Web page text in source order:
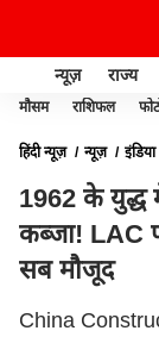
न्यूज़ राज्य
मौसम राशिफल
हिंदी न्यूज़ न्यूज़ इंडिया
1962 के युद्ध
कब्जा! LAC
सब मौजूद
China